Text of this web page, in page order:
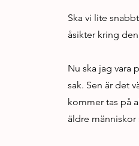
Ska vi lite
åsikter kring
Nu ska jag vara
sak. Sen är det
kommer tas på
äldre människor